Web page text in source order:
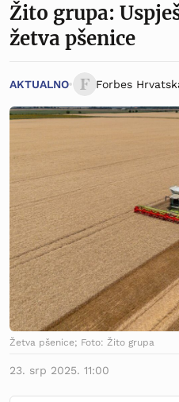
Žito grupa:
žetva pšenice
AKTUALNO Forbes
Žetva pšenice; Foto: Žito grupa
23. srp 2025. 11:00